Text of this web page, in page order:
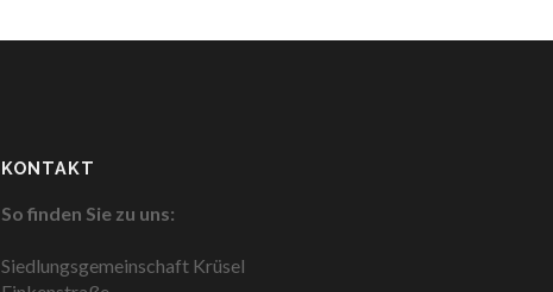
KONTAKT
So finden Sie zu uns:
Siedlungsgemeinschaft Krüsel